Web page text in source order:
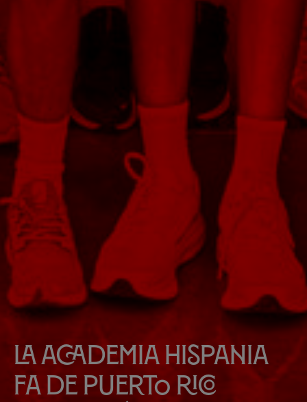
La Academia Hispania
FA de Puerto Rico